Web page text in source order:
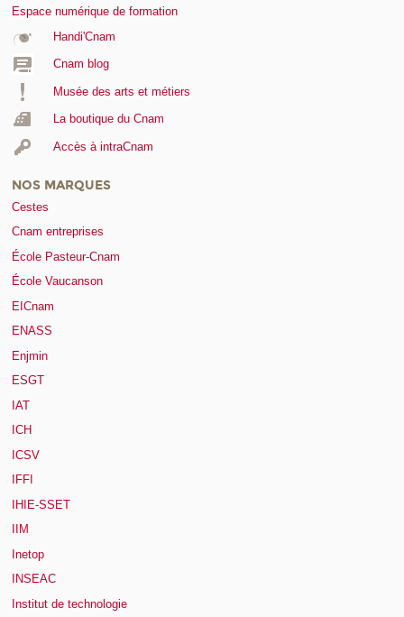
Espace numérique de formation
Handi'Cnam
Cnam blog
Musée des arts et métiers
La boutique du Cnam
Accès à intraCnam
NOS MARQUES
Cestes
Cnam entreprises
École Pasteur-Cnam
École Vaucanson
EICnam
ENASS
Enjmin
ESGT
IAT
ICH
ICSV
IFFI
IHIE-SSET
IIM
Inetop
INSEAC
Institut de technologie